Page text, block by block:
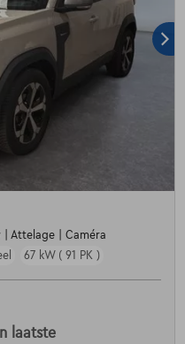
| Attelage | Caméra
67 kW ( 91 PK )
laatste